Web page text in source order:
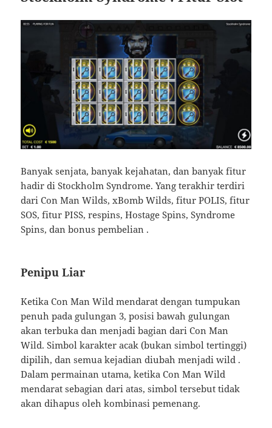
Banyak senjata, banyak kejahatan, dan banyak fitur
hadir di Stockholm Syndrome. Yang terakhir terdiri
dari Con Man Wilds, xBomb Wilds, fitur POLIS, fitur
SOS, fitur PISS, respins, Hostage Spins, Syndrome
Spins, dan bonus pembelian .
Penipu Liar
Ketika Con Man Wild mendarat dengan tumpukan
penuh pada gulungan 3, posisi bawah gulungan
akan terbuka dan menjadi bagian dari Con Man
Wild. Simbol karakter acak (bukan simbol tertinggi)
dipilih, dan semua kejadian diubah menjadi wild .
Dalam permainan utama, ketika Con Man Wild
mendarat sebagian dari atas, simbol tersebut tidak
akan dihapus oleh kombinasi pemenang.